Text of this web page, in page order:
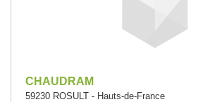
CHAUDRAM
59230 ROSULT - Hauts-de-France